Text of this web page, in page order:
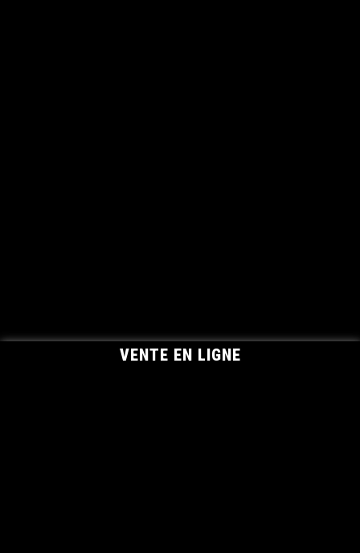
VENTE EN LIGNE